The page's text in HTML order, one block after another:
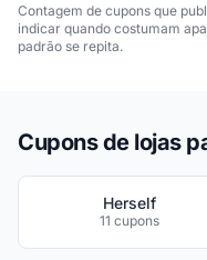
Contagem de cupons que
indicar quando costumam
padrão se repita.
Cupons de lojas
Herself
11 cupons